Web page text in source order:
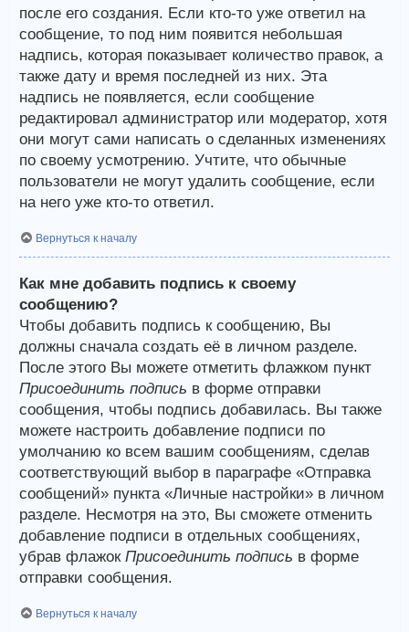
после его создания. Если кто-то уже ответил на
сообщение, то под ним появится небольшая
надпись, которая показывает количество правок, а
также дату и время последней из них. Эта
надпись не появляется, если сообщение
редактировал администратор или модератор, хотя
они могут сами написать о сделанных изменениях
по своему усмотрению. Учтите, что обычные
пользователи не могут удалить сообщение, если
на него уже кто-то ответил.
Вернуться к началу
Как мне добавить подпись к своему
сообщению?
Чтобы добавить подпись к сообщению, Вы
должны сначала создать её в личном разделе.
После этого Вы можете отметить флажком пункт
Присоединить подпись в форме отправки
сообщения, чтобы подпись добавилась. Вы также
можете настроить добавление подписи по
умолчанию ко всем вашим сообщениям, сделав
соответствующий выбор в параграфе «Отправка
сообщений» пункта «Личные настройки» в личном
разделе. Несмотря на это, Вы сможете отменить
добавление подписи в отдельных сообщениях,
убрав флажок Присоединить подпись в форме
отправки сообщения.
Вернуться к началу